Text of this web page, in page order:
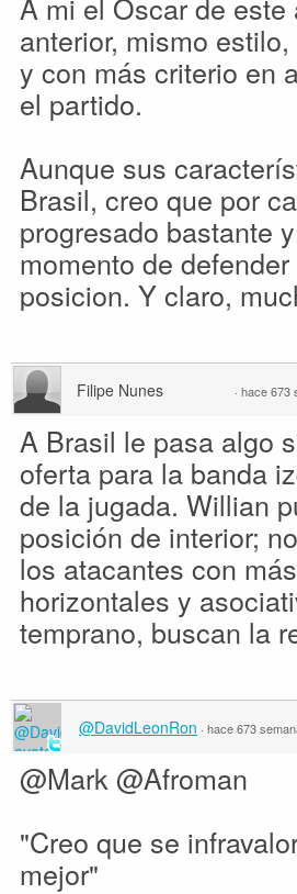
anterior, mismo
y con más criterio en
el partido.
Aunque sus
Brasil, creo que por
progresado bastante
momento de
posicion. Y claro,
Filipe Nunes · hace 673
A Brasil le pasa algo
oferta para la banda
de la jugada. Willian
posición de interior;
los atacantes con
horizontales y
temprano, buscan la
@DavidLeonRon · hace 673
@Mark @Afroman
"Creo que se
mejor"